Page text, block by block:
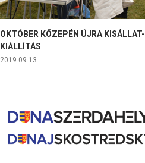
OKTÓBER KÖZEPÉN ÚJRA KISÁLLAT-
KIÁLLÍTÁS
2019.09.13